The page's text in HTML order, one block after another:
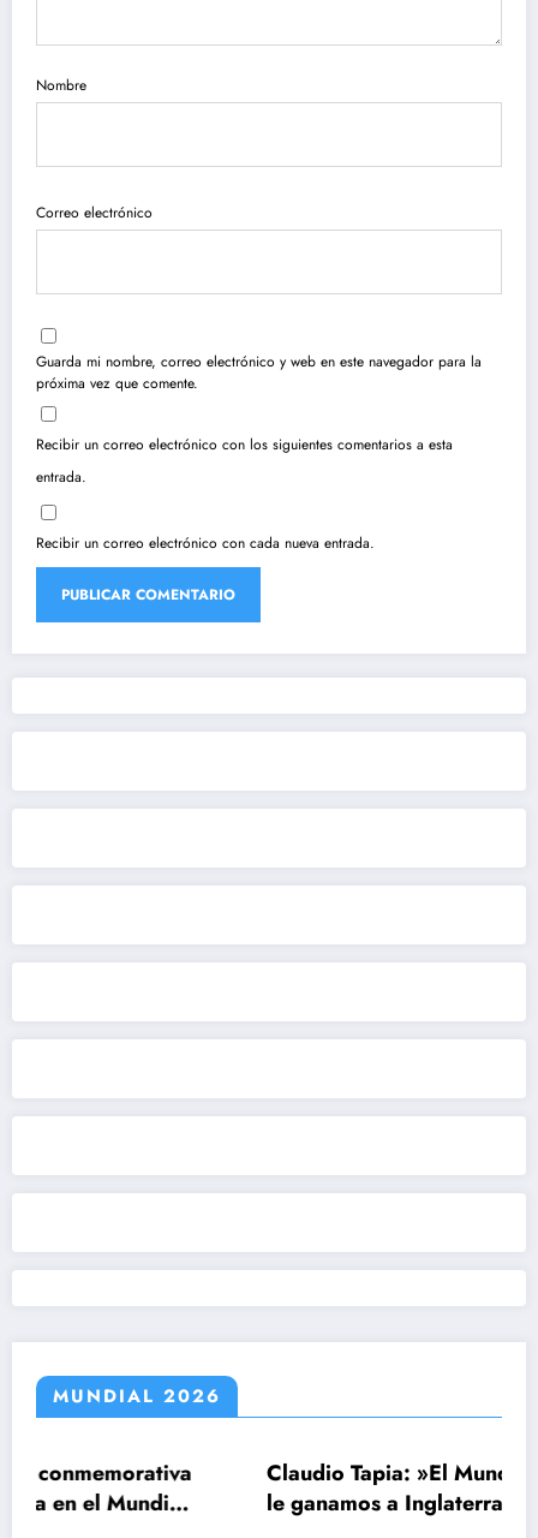
Nombre
Correo electrónico
Guarda mi nombre, correo electrónico y web en este navegador para la
próxima vez que comente.
Recibir un correo electrónico con los siguientes comentarios a esta
entrada.
Recibir un correo electrónico con cada nueva entrada.
MUNDIAL 2026
Claudio Tapia: »El Mundial se ganó
le ganamos a Inglaterra»